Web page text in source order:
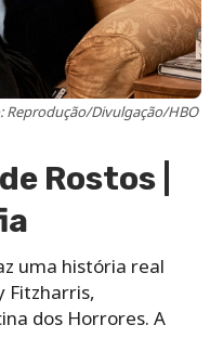
Divulgação/HBO
Rostos |
uma história real
Fitzharris,
dos Horrores. A